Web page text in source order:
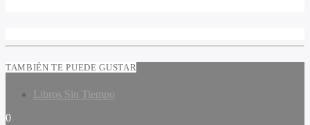
TAMBIÉN TE PUEDE GUSTAR
Libros Sin Tiempo
0